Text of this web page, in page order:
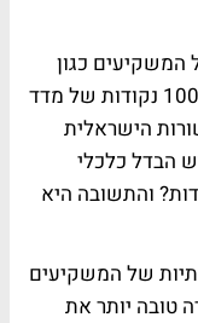
המשקיעים כגון
מחירי מניות או מדדים עגולים. חציית 1000 נקודות של מדד
הישראלית
הבדל כלכלי
998 נקודות ל- 1002 נקודות? והתשובה היא
של המשקיעים
טובה יותר את